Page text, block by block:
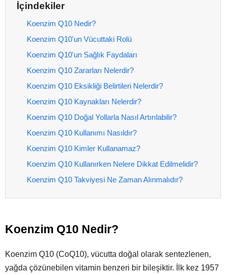
İçindekiler
Koenzim Q10 Nedir?
Koenzim Q10'un Vücuttaki Rolü
Koenzim Q10'un Sağlık Faydaları
Koenzim Q10 Zararları Nelerdir?
Koenzim Q10 Eksikliği Belirtileri Nelerdir?
Koenzim Q10 Kaynakları Nelerdir?
Koenzim Q10 Doğal Yollarla Nasıl Artırılabilir?
Koenzim Q10 Kullanımı Nasıldır?
Koenzim Q10 Kimler Kullanamaz?
Koenzim Q10 Kullanırken Nelere Dikkat Edilmelidir?
Koenzim Q10 Takviyesi Ne Zaman Alınmalıdır?
Koenzim Q10 Nedir?
Koenzim Q10 (CoQ10), vücutta doğal olarak sentezlenen,
yağda çözünebilen vitamin benzeri bir bileşiktir. İlk kez 1957